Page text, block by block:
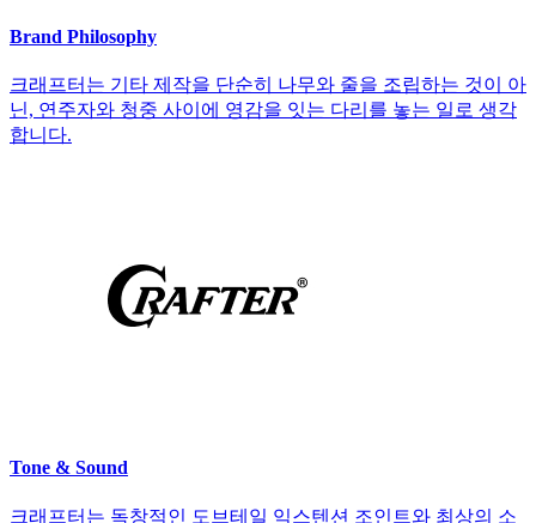
Brand Philosophy
크래프터는 기타 제작을 단순히 나무와 줄을 조립하는 것이 아
닌, 연주자와 청중 사이에 영감을 잇는 다리를 놓는 일로 생각
합니다.
Tone & Sound
크래프터는 독창적인 도브테일 익스텐션 조인트와 최상의 소